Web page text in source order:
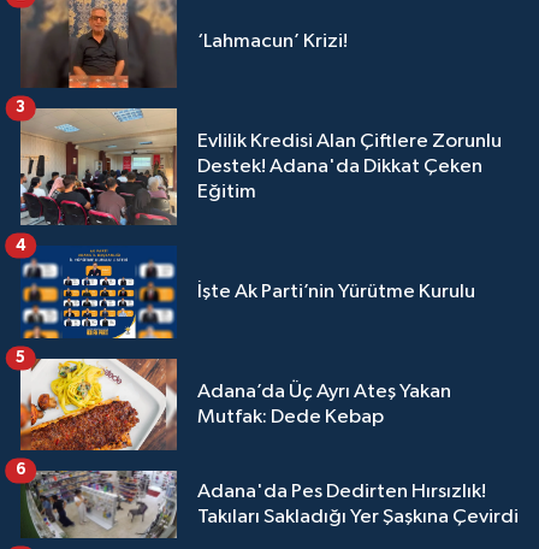
‘Lahmacun’ Krizi!
Evlilik Kredisi Alan Çiftlere Zorunlu
Destek! Adana'da Dikkat Çeken
Eğitim
3
İşte Ak Parti’nin Yürütme Kurulu
4
Adana’da Üç Ayrı Ateş Yakan
Mutfak: Dede Kebap
5
Adana'da Pes Dedirten Hırsızlık!
Takıları Sakladığı Yer Şaşkına Çevirdi
6